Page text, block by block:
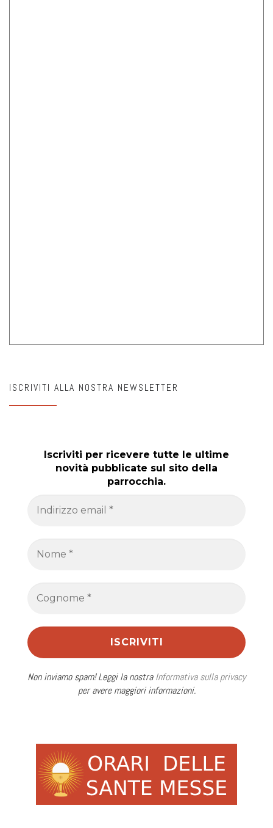
ISCRIVITI ALLA NOSTRA NEWSLETTER
Iscriviti per ricevere tutte le ultime
novità pubblicate sul sito della
parrocchia.
Non inviamo spam! Leggi la nostraInformativa sulla privacy
per avere maggiori informazioni.